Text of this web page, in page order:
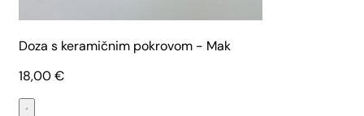
Doza s keramičnim pokrovom - Mak
18,00€